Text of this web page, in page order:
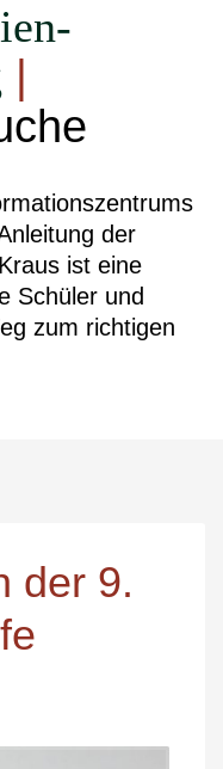
der
ist eine
Schüler und
zum richtigen
der 9.